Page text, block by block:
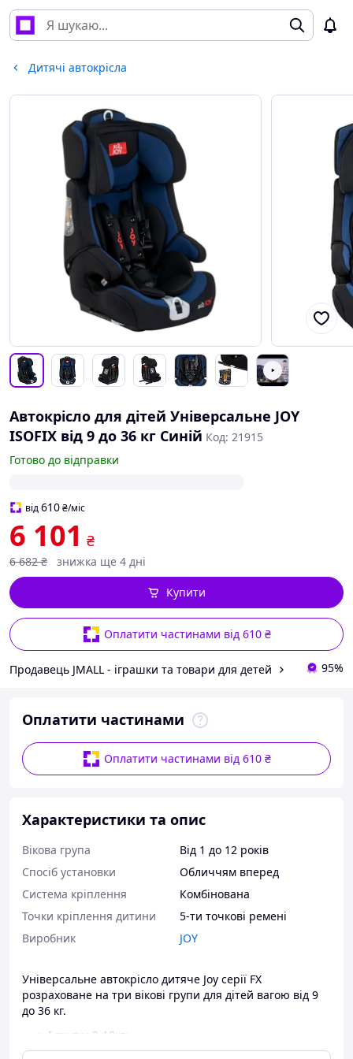
Дитячі автокрісла
Автокрісло для дітей Універсальне JOY
ISOFIX від 9 до 36 кг Синій Код: 21915
Готово до відправки
від610₴/міс
6 101 ₴
6 682 ₴ знижка ще 4 дні
Оплатити частинами від 610 ₴
Купити
Продавець JMALL - іграшки та товари для детей 95%
Оплатити частинами
Оплатити частинами від 610 ₴
Характеристики та опис
Вікова група
Від 1 до 12 років
Спосіб установки
Обличчям вперед
Система кріплення
Комбінована
Точки кріплення дитини
5-ти точкові ремені
Виробник
JOY
Універсальне автокрісло дитяче Joy серії FX
розраховане на три вікові групи для дітей вагою від 9
до 36 кг.
І група: 9-18кг;
ІІ група: 15-25кг;